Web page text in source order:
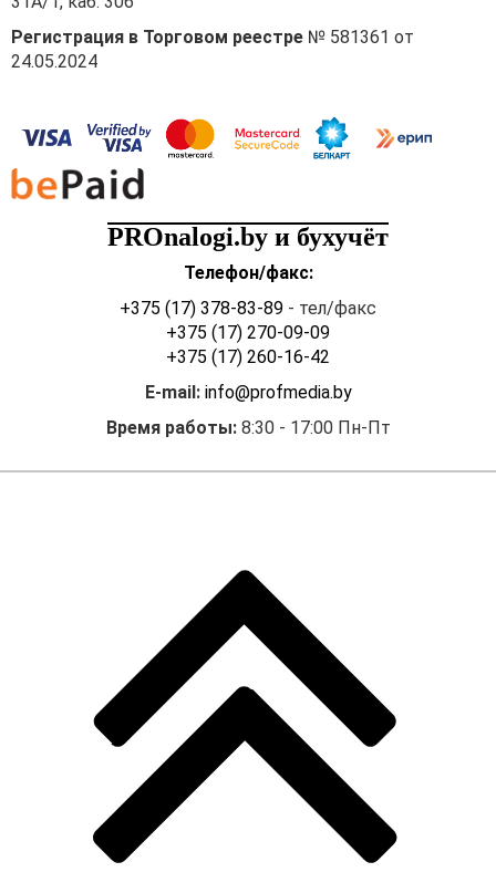
Регистрация в Торговом реестре № 581361 от
24.05.2024
PROnalogi.by и бухучёт
Телефон/факс:
+375 (17) 378-83-89 - тел/факс
+375 (17) 270-09-09
+375 (17) 260-16-42
E-mail: info@profmedia.by
Время работы:8:30 - 17:00 Пн-Пт